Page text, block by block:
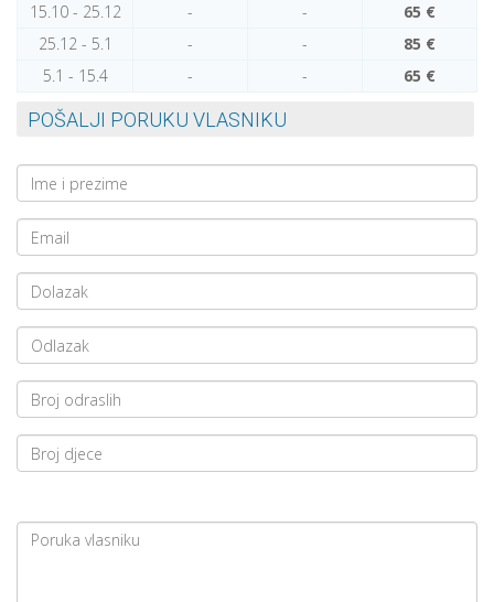
15.10 - 25.12
- -
65 €
25.12 - 5.1
- -
85 €
5.1 - 15.4
- - 65 €
POŠALJI PORUKU VLASNIKU